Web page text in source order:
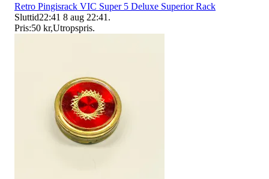
Retro Pingisrack VIC Super 5 Deluxe Superior Rack
Sluttid22:41 8 aug 22:41 .
Pris:50 kr,Utropspris.